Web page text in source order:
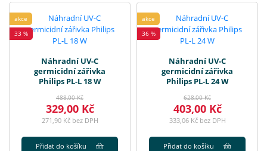
akce
33 %
Náhradní UV-C
germicidní zářivka
Philips PL-L 18 W
488,00 Kč
329,00 Kč
271,90 Kč bez DPH
Přidat do košíku
akce
36 %
Náhradní UV-C
germicidní zářivka
Philips PL-L 24 W
628,00 Kč
403,00 Kč
333,06 Kč bez DPH
Přidat do košíku